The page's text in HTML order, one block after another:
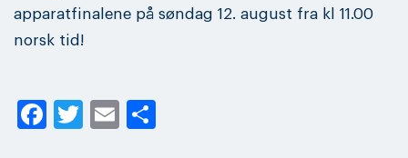
apparatfinalene på søndag 12. august fra kl 11.00
norsk tid!
Facebook
Twitter
Email